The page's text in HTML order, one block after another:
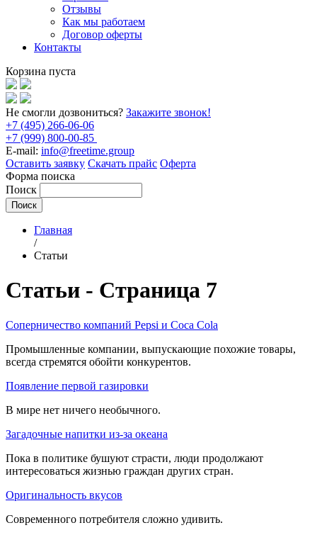
Отзывы
Как мы работаем
Договор оферты
Контакты
Корзина пуста
Не смогли дозвониться? Закажите звонок!
+7 (495) 266-06-06
+7 (999) 800-00-85
E-mail: info@freetime.group
Оставить заявку Скачать прайс Оферта
Форма поиска
Поиск
Главная
/
Статьи
Статьи - Страница 7
Соперничество компаний Pepsi и Coca Cola
Промышленные компании, выпускающие похожие товары,
всегда стремятся обойти конкурентов.
Появление первой газировки
В мире нет ничего необычного.
Загадочные напитки из-за океана
Пока в политике бушуют страсти, люди продолжают
интересоваться жизнью граждан других стран.
Оригинальность вкусов
Современного потребителя сложно удивить.